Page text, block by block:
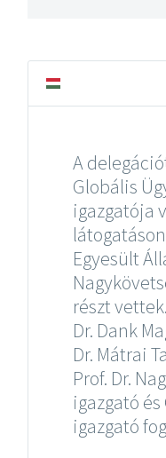
A
Globális
igazgatója
Egyesült
részt
Dr. Dank
Dr. Mátrai
Prof. Dr.
igazgató
igazgató